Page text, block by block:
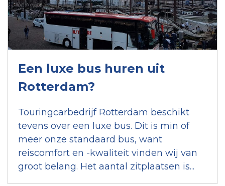
Een luxe bus huren uit
Rotterdam?
Touringcarbedrijf Rotterdam beschikt
tevens over een luxe bus. Dit is min of
meer onze standaard bus, want
reiscomfort en -kwaliteit vinden wij van
groot belang. Het aantal zitplaatsen is...